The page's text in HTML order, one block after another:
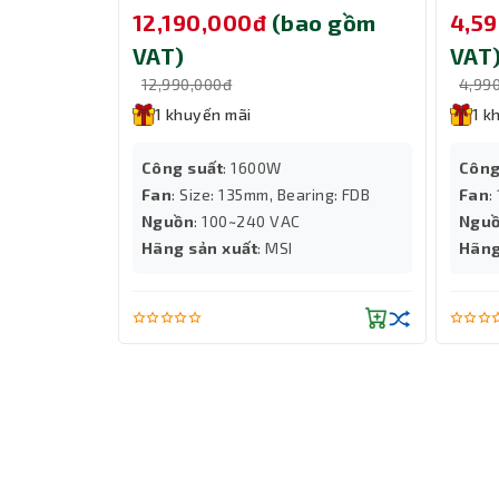
tinh tế, phù hợp với nhiều phong cách.
Đừng bỏ lỡ cơ hội sở hữu tản nhiệt GAMDIAS
12,190,000đ (bao gồm
VAT)
12,990,000đ
1 khuyến mãi
Công suất: 1600W
Fan: Size: 135mm, Bearing: FDB
Nguồn: 100~240 VAC
Hãng sản xuất: MSI
VAT)
1
Fan: